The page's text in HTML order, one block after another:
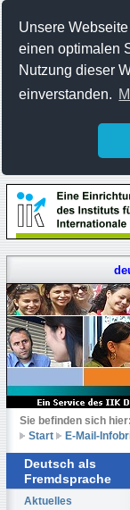
Unsere
einen optimalen
Nutzung dieser
einverstanden.
Sie befinden sich hier:
Start
E-Mail-
Deutsch als
Fremdsprache
Aktuelles